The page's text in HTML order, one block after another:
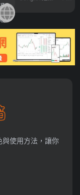
">
使用方法，讓你